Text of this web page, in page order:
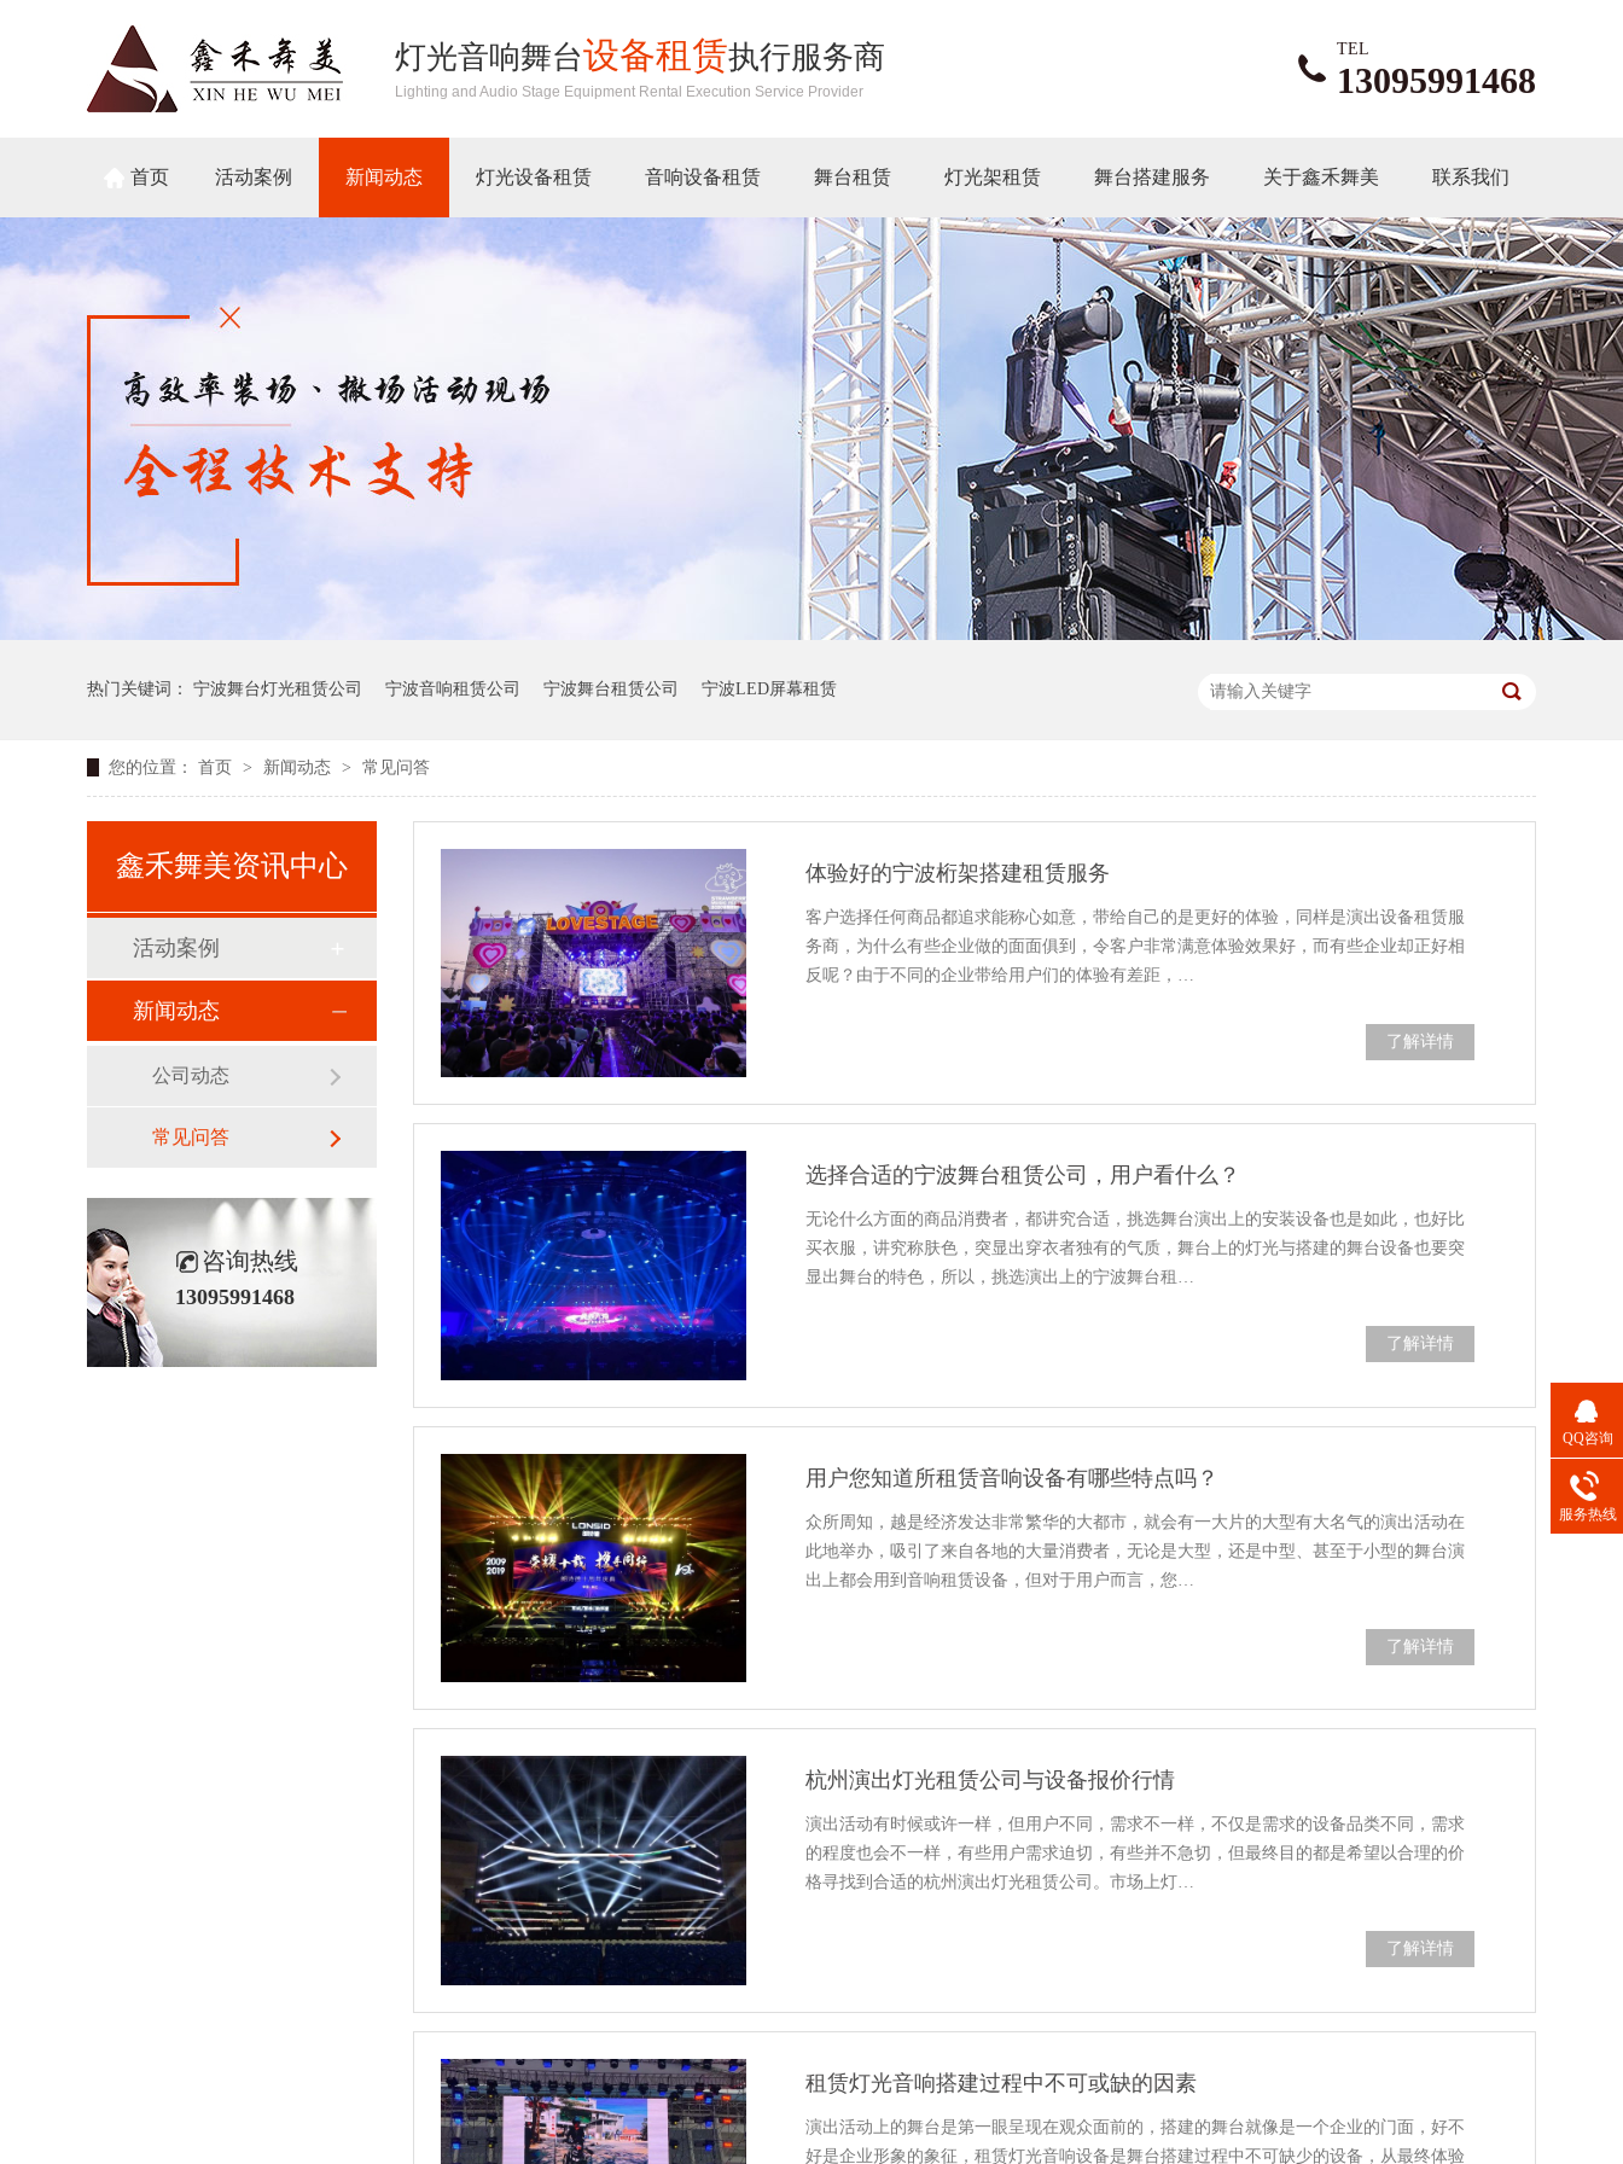
灯光音响舞台设备租赁执行服务商
Lighting and Audio Stage Equipment Rental Execution Service Provider
TEL
13095991468
首页 活动案例 新闻动态 灯光设备租赁 音响设备租赁 舞台租赁 灯光架租赁 舞台搭建服务 关于鑫禾舞美 联系我们
热门关键词： 宁波舞台灯光租赁公司 宁波音响租赁公司 宁波舞台租赁公司 宁波LED屏幕租赁
您的位置： 首页 > 新闻动态 > 常见问答
鑫禾舞美资讯中心
活动案例
新闻动态
公司动态
常见问答
咨询热线
13095991468
体验好的宁波桁架搭建租赁服务
客户选择任何商品都追求能称心如意，带给自己的是更好的体验，同样是演出设备租赁服
务商，为什么有些企业做的面面俱到，令客户非常满意体验效果好，而有些企业却正好相
反呢？由于不同的企业带给用户们的体验有差距，…
了解详情
选择合适的宁波舞台租赁公司，用户看什么？
无论什么方面的商品消费者，都讲究合适，挑选舞台演出上的安装设备也是如此，也好比
买衣服，讲究称肤色，突显出穿衣者独有的气质，舞台上的灯光与搭建的舞台设备也要突
显出舞台的特色，所以，挑选演出上的宁波舞台租…
了解详情
用户您知道所租赁音响设备有哪些特点吗？
众所周知，越是经济发达非常繁华的大都市，就会有一大片的大型有大名气的演出活动在
此地举办，吸引了来自各地的大量消费者，无论是大型，还是中型、甚至于小型的舞台演
出上都会用到音响租赁设备，但对于用户而言，您…
了解详情
杭州演出灯光租赁公司与设备报价行情
演出活动有时候或许一样，但用户不同，需求不一样，不仅是需求的设备品类不同，需求
的程度也会不一样，有些用户需求迫切，有些并不急切，但最终目的都是希望以合理的价
格寻找到合适的杭州演出灯光租赁公司。市场上灯…
了解详情
租赁灯光音响搭建过程中不可或缺的因素
演出活动上的舞台是第一眼呈现在观众面前的，搭建的舞台就像是一个企业的门面，好不
好是企业形象的象征，租赁灯光音响设备是舞台搭建过程中不可缺少的设备，从最终体验
QQ咨询
服务热线